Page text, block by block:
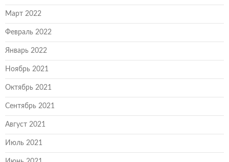
Март 2022
Февраль 2022
Январь 2022
Ноябрь 2021
Октябрь 2021
Сентябрь 2021
Август 2021
Июль 2021